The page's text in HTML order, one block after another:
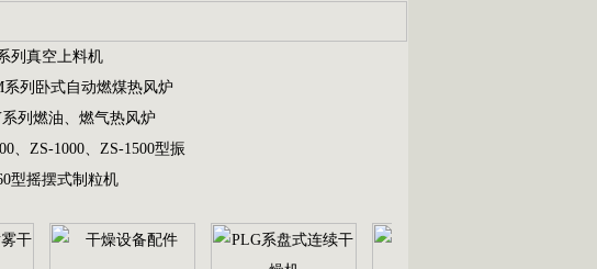
列真空上料机
系列卧式自动燃煤热风炉
系列燃油、燃气热风炉
、ZS-1000、ZS-1500型振
型摇摆式制粒机